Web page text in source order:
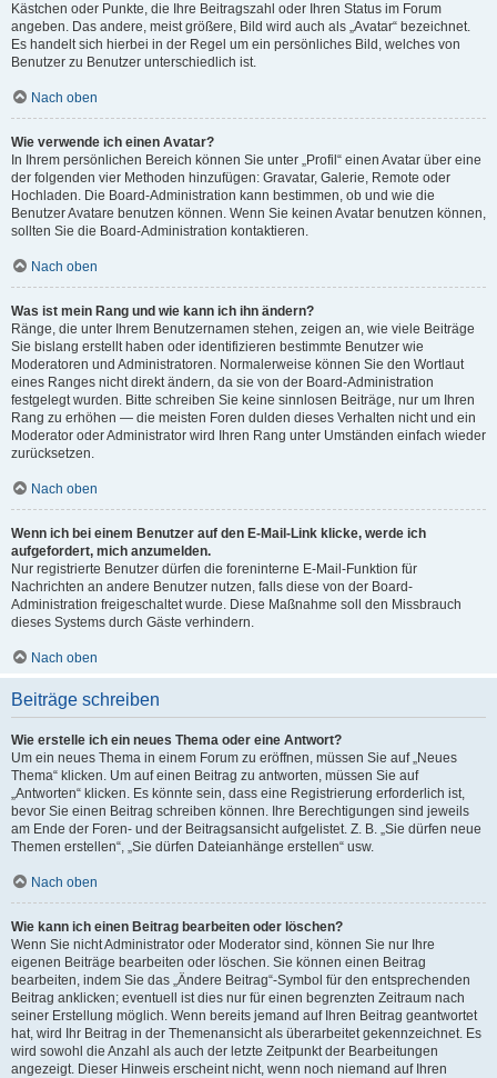
Kästchen oder Punkte, die Ihre Beitragszahl oder Ihren Status im Forum
angeben. Das andere, meist größere, Bild wird auch als „Avatar“ bezeichnet.
Es handelt sich hierbei in der Regel um ein persönliches Bild, welches von
Benutzer zu Benutzer unterschiedlich ist.
Nach oben
Wie verwende ich einen Avatar?
In Ihrem persönlichen Bereich können Sie unter „Profil“ einen Avatar über eine
der folgenden vier Methoden hinzufügen: Gravatar, Galerie, Remote oder
Hochladen. Die Board-Administration kann bestimmen, ob und wie die
Benutzer Avatare benutzen können. Wenn Sie keinen Avatar benutzen können,
sollten Sie die Board-Administration kontaktieren.
Nach oben
Was ist mein Rang und wie kann ich ihn ändern?
Ränge, die unter Ihrem Benutzernamen stehen, zeigen an, wie viele Beiträge
Sie bislang erstellt haben oder identifizieren bestimmte Benutzer wie
Moderatoren und Administratoren. Normalerweise können Sie den Wortlaut
eines Ranges nicht direkt ändern, da sie von der Board-Administration
festgelegt wurden. Bitte schreiben Sie keine sinnlosen Beiträge, nur um Ihren
Rang zu erhöhen — die meisten Foren dulden dieses Verhalten nicht und ein
Moderator oder Administrator wird Ihren Rang unter Umständen einfach wieder
zurücksetzen.
Nach oben
Wenn ich bei einem Benutzer auf den E-Mail-Link klicke, werde ich
aufgefordert, mich anzumelden.
Nur registrierte Benutzer dürfen die foreninterne E-Mail-Funktion für
Nachrichten an andere Benutzer nutzen, falls diese von der Board-
Administration freigeschaltet wurde. Diese Maßnahme soll den Missbrauch
dieses Systems durch Gäste verhindern.
Nach oben
Beiträge schreiben
Wie erstelle ich ein neues Thema oder eine Antwort?
Um ein neues Thema in einem Forum zu eröffnen, müssen Sie auf „Neues
Thema“ klicken. Um auf einen Beitrag zu antworten, müssen Sie auf
„Antworten“ klicken. Es könnte sein, dass eine Registrierung erforderlich ist,
bevor Sie einen Beitrag schreiben können. Ihre Berechtigungen sind jeweils
am Ende der Foren- und der Beitragsansicht aufgelistet. Z. B. „Sie dürfen neue
Themen erstellen“, „Sie dürfen Dateianhänge erstellen“ usw.
Nach oben
Wie kann ich einen Beitrag bearbeiten oder löschen?
Wenn Sie nicht Administrator oder Moderator sind, können Sie nur Ihre
eigenen Beiträge bearbeiten oder löschen. Sie können einen Beitrag
bearbeiten, indem Sie das „Ändere Beitrag“-Symbol für den entsprechenden
Beitrag anklicken; eventuell ist dies nur für einen begrenzten Zeitraum nach
seiner Erstellung möglich. Wenn bereits jemand auf Ihren Beitrag geantwortet
hat, wird Ihr Beitrag in der Themenansicht als überarbeitet gekennzeichnet. Es
wird sowohl die Anzahl als auch der letzte Zeitpunkt der Bearbeitungen
angezeigt. Dieser Hinweis erscheint nicht, wenn noch niemand auf Ihren